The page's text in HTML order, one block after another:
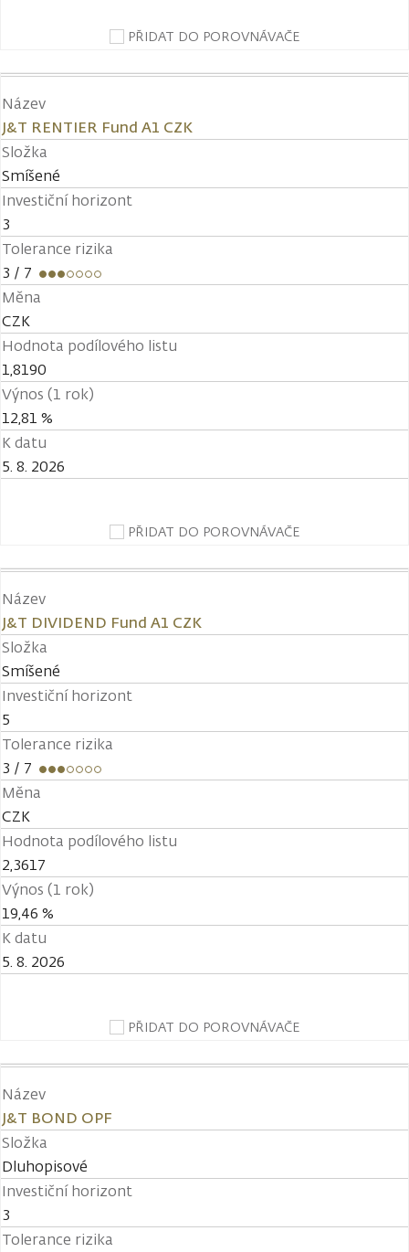
PŘIDAT DO POROVNÁVAČE
Název
J&T RENTIER Fund A1 CZK
Složka
Smíšené
Investiční horizont
3
Tolerance rizika
3 / 7
Měna
CZK
Hodnota podílového listu
1,8190
Výnos (1 rok)
12,81 %
K datu
5. 8. 2026
PŘIDAT DO POROVNÁVAČE
Název
J&T DIVIDEND Fund A1 CZK
Složka
Smíšené
Investiční horizont
5
Tolerance rizika
3 / 7
Měna
CZK
Hodnota podílového listu
2,3617
Výnos (1 rok)
19,46 %
K datu
5. 8. 2026
PŘIDAT DO POROVNÁVAČE
Název
J&T BOND OPF
Složka
Dluhopisové
Investiční horizont
3
Tolerance rizika